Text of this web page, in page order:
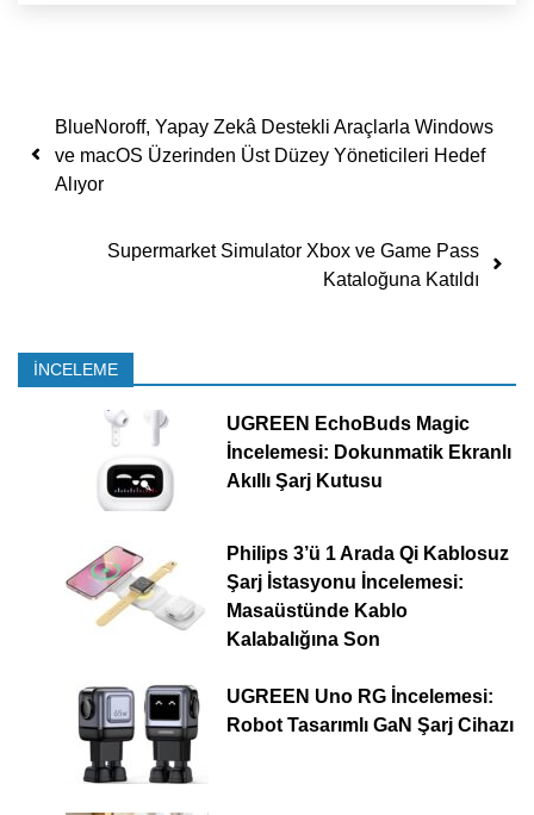
Yazı dolaşımı
BlueNoroff, Yapay Zekâ Destekli Araçlarla Windows
ve macOS Üzerinden Üst Düzey Yöneticileri Hedef
Alıyor
Supermarket Simulator Xbox ve Game Pass
Kataloğuna Katıldı
İNCELEME
UGREEN EchoBuds Magic
İncelemesi: Dokunmatik Ekranlı
Akıllı Şarj Kutusu
Philips 3’ü 1 Arada Qi Kablosuz
Şarj İstasyonu İncelemesi:
Masaüstünde Kablo
Kalabalığına Son
UGREEN Uno RG İncelemesi:
Robot Tasarımlı GaN Şarj Cihazı